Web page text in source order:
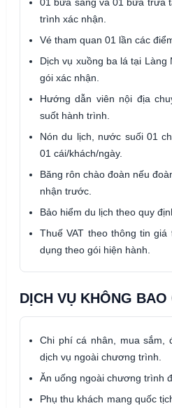
01 bữa sáng và 01 bữa trưa
trình xác nhận.
Vé tham quan 01 lần các
Dịch vụ xuồng ba lá tại Làng
gói xác nhận.
Hướng dẫn viên nội địa
suốt hành trình.
Nón du lịch, nước suối 01
01 cái/khách/ngày.
Băng rôn chào đoàn nếu
nhận trước.
Bảo hiểm du lịch theo quy
Thuế VAT theo thông tin
dụng theo gói hiện hành.
DỊCH VỤ KHÔNG BAO
Chi phí cá nhân, mua sắm,
dịch vụ ngoài chương trình.
Ăn uống ngoài chương trình
Phụ thu khách mang quốc